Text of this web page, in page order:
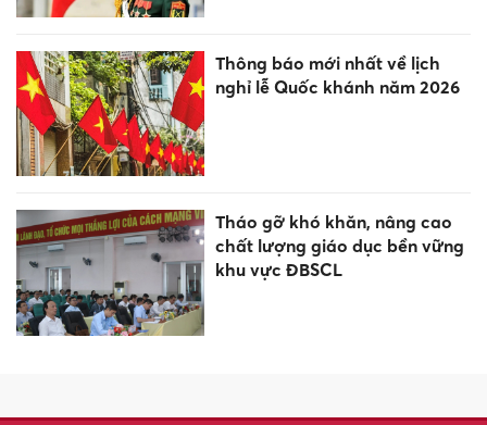
Thông báo mới nhất về lịch
nghỉ lễ Quốc khánh năm 2026
Tháo gỡ khó khăn, nâng cao
chất lượng giáo dục bền vững
khu vực ĐBSCL